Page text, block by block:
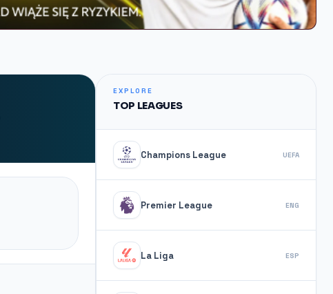
EXPLORE
TOP LEAGUES
Champions League UEFA
Premier League ENG
La Liga ESP